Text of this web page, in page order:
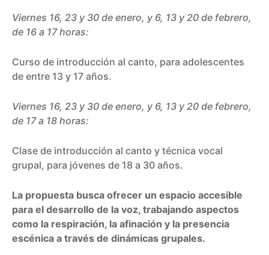
Viernes 16, 23 y 30 de enero, y 6, 13 y 20 de febrero,
de 16 a 17 horas:
Curso de introducción al canto, para adolescentes
de entre 13 y 17 años.
Viernes 16, 23 y 30 de enero, y 6, 13 y 20 de febrero,
de 17 a 18 horas:
Clase de introducción al canto y técnica vocal
grupal, para jóvenes de 18 a 30 años.
La propuesta busca ofrecer un espacio accesible
para el desarrollo de la voz, trabajando aspectos
como la respiración, la afinación y la presencia
escénica a través de dinámicas grupales.